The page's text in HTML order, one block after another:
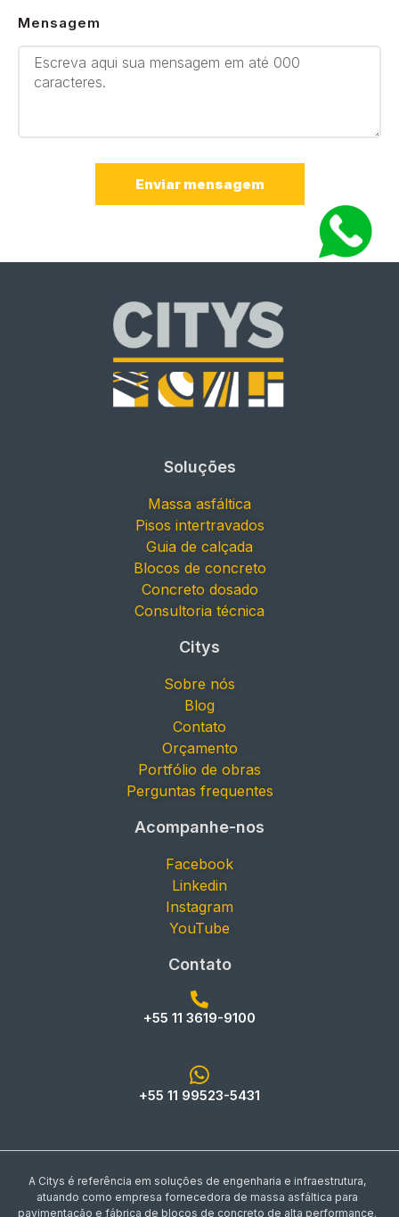
Mensagem
Enviar mensagem
Soluções
Massa asfáltica
Pisos intertravados
Guia de calçada
Blocos de concreto
Concreto dosado
Consultoria técnica
Citys
Sobre nós
Blog
Contato
Orçamento
Portfólio de obras
Perguntas frequentes
Acompanhe-nos
Facebook
Linkedin
Instagram
YouTube
Contato
+55 11 3619-9100
+55 11 99523-5431
A Citys é referência em soluções de engenharia e infraestrutura,
atuando como empresa fornecedora de massa asfáltica para
pavimentação e fábrica de blocos de concreto de alta performance.